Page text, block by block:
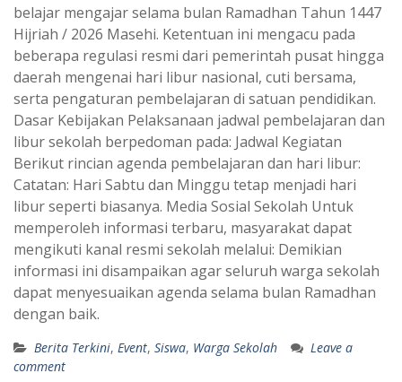
belajar mengajar selama bulan Ramadhan Tahun 1447
Hijriah / 2026 Masehi. Ketentuan ini mengacu pada
beberapa regulasi resmi dari pemerintah pusat hingga
daerah mengenai hari libur nasional, cuti bersama,
serta pengaturan pembelajaran di satuan pendidikan.
Dasar Kebijakan Pelaksanaan jadwal pembelajaran dan
libur sekolah berpedoman pada: Jadwal Kegiatan
Berikut rincian agenda pembelajaran dan hari libur:
Catatan: Hari Sabtu dan Minggu tetap menjadi hari
libur seperti biasanya. Media Sosial Sekolah Untuk
memperoleh informasi terbaru, masyarakat dapat
mengikuti kanal resmi sekolah melalui: Demikian
informasi ini disampaikan agar seluruh warga sekolah
dapat menyesuaikan agenda selama bulan Ramadhan
dengan baik.
Berita Terkini, Event, Siswa, Warga Sekolah
Leave a
comment